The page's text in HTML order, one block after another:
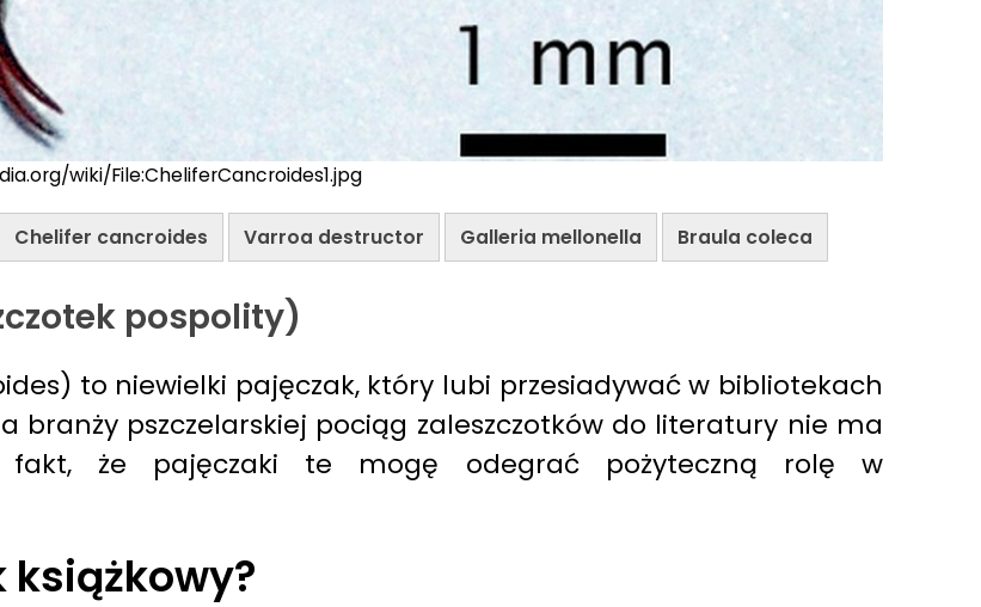
wiki/File:CheliferCancroides1.jpg
Chelifer cancroides Varroa destructor Galleria mellonella Braula coleca
pospolity)
to niewielki pajęczak, który lubi przesiadywać w bibliotekach
branży pszczelarskiej pociąg zaleszczotków do literatury nie ma
fakt, że pajęczaki te mogę odegrać pożyteczną rolę w
książkowy?